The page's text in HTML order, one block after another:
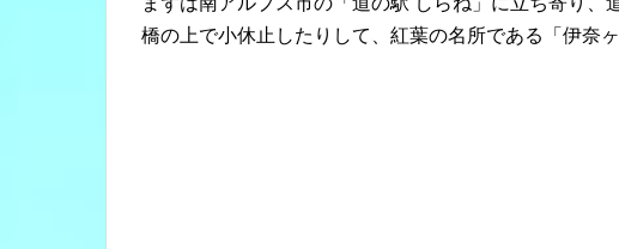
橋の上で小休止したりして、紅葉の名所である「伊奈